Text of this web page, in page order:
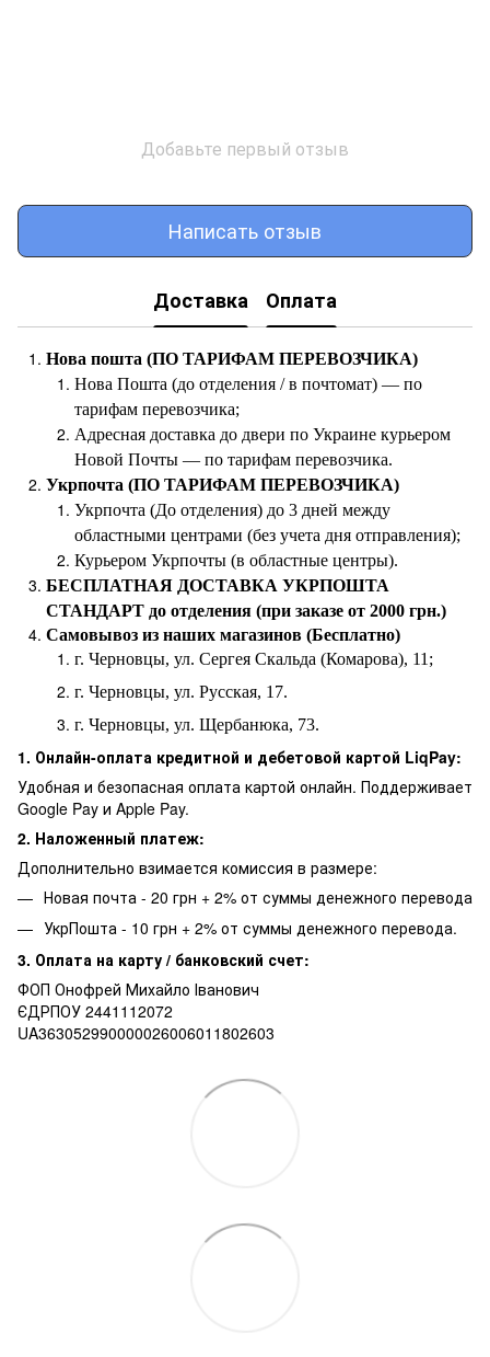
Добавьте первый отзыв
Написать отзыв
Доставка Оплата
Нова пошта (ПО ТАРИФАМ ПЕРЕВОЗЧИКА)
Нова Пошта (до отделения / в почтомат) — по
тарифам перевозчика;
Адресная доставка до двери по Украине курьером
Новой Почты — по тарифам перевозчика.
Укрпочта (ПО ТАРИФАМ ПЕРЕВОЗЧИКА)
Укрпочта (До отделения) до 3 дней между
областными центрами (без учета дня отправления);
Курьером Укрпочты (в областные центры).
БЕСПЛАТНАЯ ДОСТАВКА УКРПОШТА
СТАНДАРТ до отделения (при заказе от 2000 грн.)
Самовывоз из наших магазинов (Бесплатно)
г. Черновцы, ул. Сергея Скальда (Комарова), 11;
г. Черновцы, ул. Русская, 17.
г. Черновцы, ул. Щербанюка, 73.
1. Онлайн-оплата кредитной и дебетовой картой LiqPay:
Удобная и безопасная оплата картой онлайн. Поддерживает
Google Pay и Apple Pay.
2. Наложенный платеж:
Дополнительно взимается комиссия в размере:
Новая почта - 20 грн + 2% от суммы денежного перевода
УкрПошта - 10 грн + 2% от суммы денежного перевода.
3. Оплата на карту / банковский счет:
ФОП Онофрей Михайло Іванович
ЄДРПОУ 2441112072
UA363052990000026006011802603